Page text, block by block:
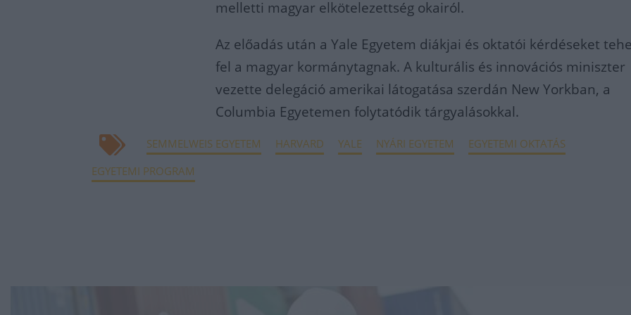
melletti magyar elkötelezettség okairól.
Az előadás után a Yale Egyetem diákjai és oktatói kérdéseket
fel a magyar kormánytagnak. A kulturális és innovációs miniszter
vezette delegáció amerikai látogatása szerdán New Yorkban, a
Columbia Egyetemen folytatódik tárgyalásokkal.
SEMMELWEIS EGYETEM HARVARD YALE NYÁRI EGYETEM
EGYETEMI OKTATÁS
EGYETEMI PROGRAM